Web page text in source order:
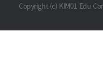
Copyright (c) KIM01 Edu